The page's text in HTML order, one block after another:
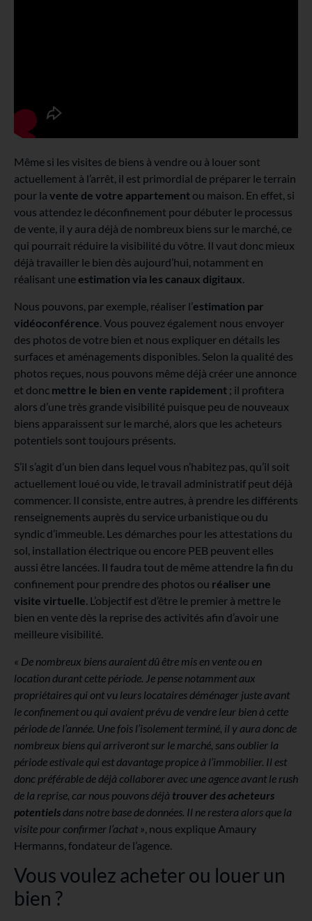
Même si les visites de biens à vendre ou à louer sont
actuellement à l’arrêt, il est primordial de préparer le terrain
pour la vente de votre appartement ou maison. En effet, si
vous attendez le déconfinement pour débuter le processus
de vente, il y aura déjà de nombreux biens sur le marché, ce
qui pourrait réduire la visibilité du vôtre. Il vaut donc mieux
déjà travailler le bien dès aujourd’hui, notamment en
réalisant uneestimation via les canaux digitaux.
Nous pouvons, par exemple, réaliser l’estimation par
vidéoconférence . Vous pouvez également nous envoyer
des photos de votre bien et nous expliquer en détails les
surfaces et aménagements disponibles. Selon la qualité des
photos reçues, nous pouvons même déjà créer une annonce
et donc mettre le bien en vente rapidement ; il profitera
alors d’une très grande visibilité puisque peu de nouveaux
biens apparaissent sur le marché, alors que les acheteurs
potentiels sont toujours présents.
S’il s’agit d’un bien dans lequel vous n’habitez pas, qu’il soit
actuellement loué ou vide, le travail administratif peut déjà
commencer. Il consiste, entre autres, à prendre les différents
renseignements auprès du service urbanistique ou du
syndic d’immeuble. Les démarches pour les attestations du
sol, installation électrique ou encore PEB peuvent elles
aussi être lancées. Il faudra tout de même attendre la fin du
confinement pour prendre des photos ou réaliser une
visite virtuelle. L’objectif est d’être le premier à mettre le
bien en vente dès la reprise des activités afin d’avoir une
meilleure visibilité.
« De nombreux biens auraient dû être mis en vente ou en
location durant cette période. Je pense notamment aux
propriétaires qui ont vu leurs locataires déménager juste avant
le confinement ou qui avaient prévu de vendre leur bien à cette
période de l’année. Une fois l’isolement terminé, il y aura donc de
nombreux biens qui arriveront sur le marché, sans oublier la
période estivale qui est davantage propice à l’immobilier. Il est
donc préférable de déjà collaborer avec une agence avant le rush
de la reprise, car nous pouvons déjà trouver des acheteurs
potentielsdans notre base de données. Il ne restera alors que la
visite pour confirmer l’achat » , nous explique Amaury
Hermanns, fondateur de l’agence.
Vous voulez acheter ou louer un
bien ?